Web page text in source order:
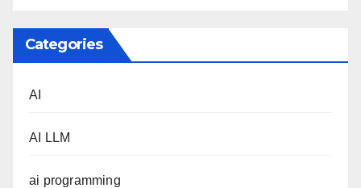
Categories
AI
AI LLM
ai programming